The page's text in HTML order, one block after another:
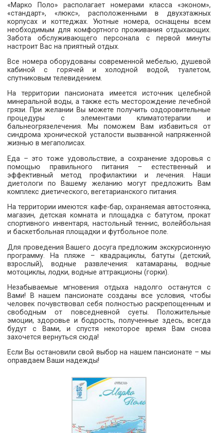
«Марко Поло» располагает номерами класса «эконом»,
«стандарт», «люкс», расположенными в двухэтажных
корпусах и коттеджах. Уютные номера, оснащены всем
необходимым для комфортного проживания отдыхающих.
Забота обслуживающего персонала с первой минуты
настроит Вас на приятный отдых.
Все номера оборудованы современной мебелью, душевой
кабиной с горячей и холодной водой, туалетом,
спутниковым телевидением.
На территории пансионата имеется источник целебной
минеральной воды, а также есть месторождение лечебной
грязи. При желании Вы можете получить оздоровительные
процедуры с элементами климатотерапии и
бальнеогрязелечения. Мы поможем Вам избавиться от
синдрома хронической усталости вызванной напряженной
жизнью в мегаполисах.
Еда – это тоже удовольствие, а сохранение здоровья с
помощью правильного питания – естественный и
эффективный метод профилактики и лечения. Наши
диетологи по Вашему желанию могут предложить Вам
комплекс диетического, вегетарианского питания.
На территории имеются: кафе-бар, охраняемая автостоянка,
магазин, детская комната и площадка с батутом, прокат
спортивного инвентаря, настольный теннис, волейбольная
и баскетбольная площадки и футбольное поле.
Для проведения Вашего досуга предложим экскурсионную
программу. На пляже – квадрациклы, батуты (детский,
взрослый), водные развлечения: катамараны, водные
мотоциклы, лодки, водные аттракционы (горки).
Незабываемые мгновения отдыха надолго останутся с
Вами! В нашем пансионате созданы все условия, чтобы
человек почувствовал себя полностью раскрепощенным и
свободным от повседневной суеты. Положительные
эмоции, здоровье и бодрость, полученные здесь, всегда
будут с Вами, и спустя некоторое время Вам снова
захочется вернуться сюда!
Если Вы остановили свой выбор на нашем пансионате – мы
оправдаем Ваши надежды!